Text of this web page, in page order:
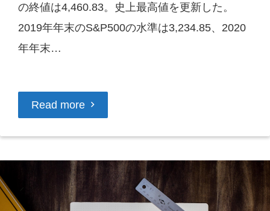
の終値は4,460.83。史上最高値を更新した。
2019年年末のS&P500の水準は3,234.85、2020
年年末…
Read more